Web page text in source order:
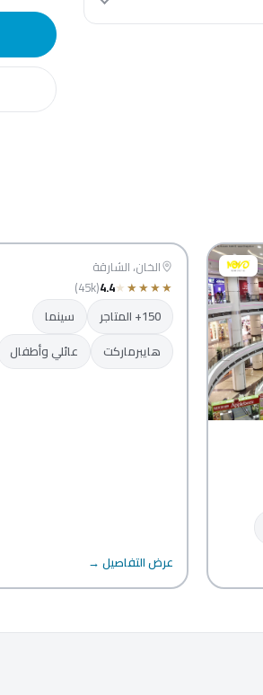
الشارقة
الخان، الشارقة
★
★
★
★
★
4.4
(45k)
150+ المتاجر
سينما
هايبرماركت
عائلي وأطفال
عرض التفاصيل →